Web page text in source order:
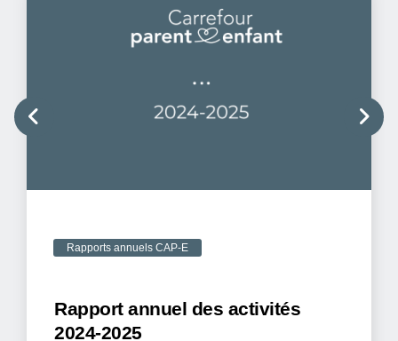
Rapports annuels CAP-E
Rapport annuel des activités
2024-2025